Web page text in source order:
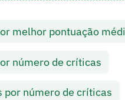
melhor pontuação
número de críticas
por número de críticas